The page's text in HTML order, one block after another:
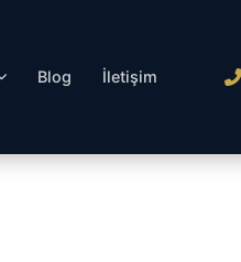
Blog İletişim